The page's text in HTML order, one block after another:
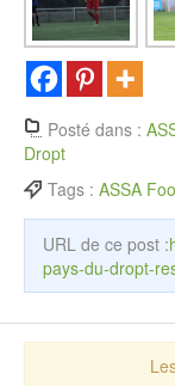
Posté dans :
Dropt
Tags : ASSA
URL de ce post :
pays-du-dropt-